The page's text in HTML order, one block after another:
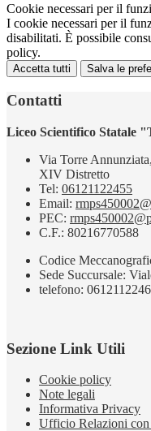
Cookie necessari per il
I cookie necessari per il
disabilitati. È possibile
policy.
Accetta tutti Salva le
Contatti
Liceo Scientifico Statale
Via Torre
XIV Distretto
Tel: 06121122455
Email:
PEC:
C.F.: 80216770588
Codice
Sede Succursale:
telefono:
Sezione Link Utili
Cookie policy
Note legali
Informativa Privacy
Ufficio Relazioni